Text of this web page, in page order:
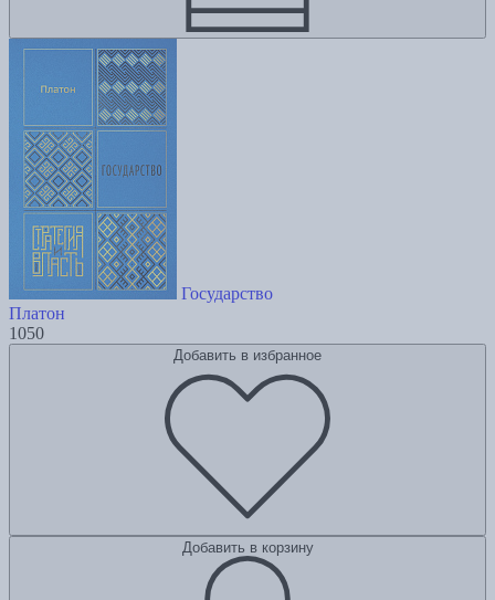
Государство
Платон
1050
Добавить в избранное
Добавить в корзину